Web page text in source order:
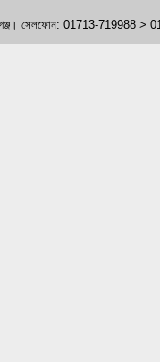
সেলফোন: 01713-